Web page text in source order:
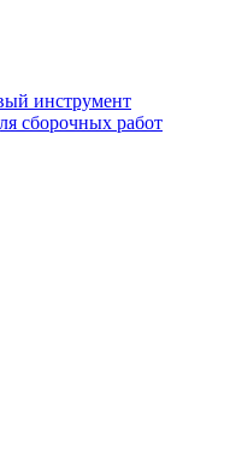
инструмент
сборочных работ